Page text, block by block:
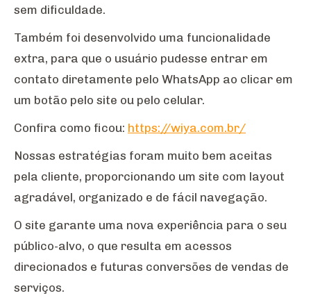
sem dificuldade.
Também foi desenvolvido uma funcionalidade
extra, para que o usuário pudesse entrar em
contato diretamente pelo WhatsApp ao clicar em
um botão pelo site ou pelo celular.
Confira como ficou: https://wiya.com.br/
Nossas estratégias foram muito bem aceitas
pela cliente, proporcionando um site com layout
agradável, organizado e de fácil navegação.
O site garante uma nova experiência para o seu
público-alvo, o que resulta em acessos
direcionados e futuras conversões de vendas de
serviços.